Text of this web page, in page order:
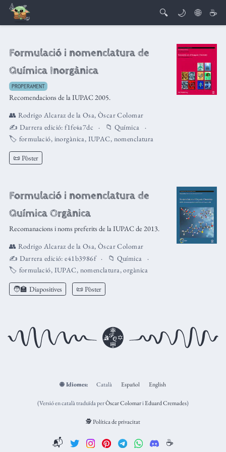
🔍 🌙 🌐 ☕
Formulació i nomenclatura de
Química Inorgànica
PROPERAMENT
Recomendacions de la IUPAC 2005.
👥 Rodrigo Alcaraz de la Osa, Òscar Colomar
✍️ Darrera edició:f1fe4a7dc 📁 Química
🏷️ formulació, inorgànica, IUPAC, nomenclatura
📜 Pòster
Formulació i nomenclatura de
Química Orgànica
Recomanacions i noms preferits de la IUPAC de 2013.
👥 Rodrigo Alcaraz de la Osa, Òscar Colomar
✍️ Darrera edició:e41b3986f 📁 Química
🏷️ formulació, IUPAC, nomenclatura,orgànica
🧑‍🏫 Diapositives 📜 Pòster
🌐 Idiomes: Català Español English
(Versió en català traduïda perÒscar ColomariEduard Cremades)
🕵️ Política de privacitat
📬 ☕️